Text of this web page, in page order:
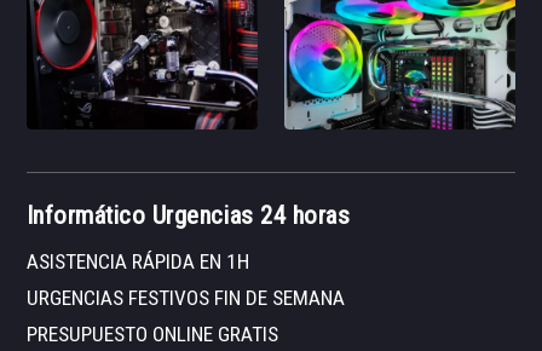
Informático Urgencias 24 horas
ASISTENCIA RÁPIDA EN 1H
URGENCIAS FESTIVOS FIN DE SEMANA
PRESUPUESTO ONLINE GRATIS